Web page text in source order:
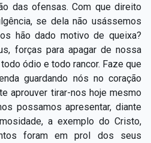
das ofensas. Com que direito
se dela não usássemos
hão dado motivo de queixa?
forças para apagar de nossa
ódio e todo rancor. Faze que
guardando nós no coração
aprouver tirar-nos hoje mesmo
possamos apresentar, diante
a exemplo do Cristo,
foram em prol dos seus